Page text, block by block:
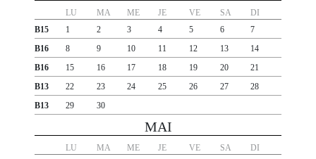
LU MA ME JE VE SA
DI
B15
1 2 3 4 5 6
7
B16
8 9 10 11 12 13
14
B16
15 16 17 18 19 20
21
B13
22 23 24 25 26 27
28
B13
29 30
MAI
LU MA ME JE VE SA
DI